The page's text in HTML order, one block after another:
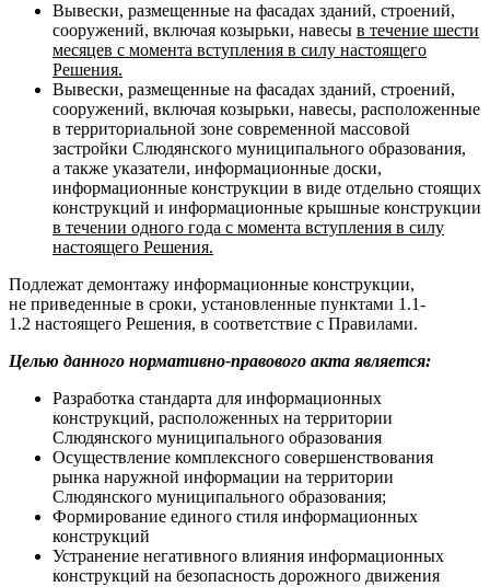
Вывески, размещенные на фасадах зданий, строений,
сооружений, включая козырьки, навесы в течение шести
месяцев с момента вступления в силу настоящего
Решения.
Вывески, размещенные на фасадах зданий, строений,
сооружений, включая козырьки, навесы, расположенные
в территориальной зоне современной массовой
застройки Слюдянского муниципального образования,
а также указатели, информационные доски,
информационные конструкции в виде отдельно стоящих
конструкций и информационные крышные конструкции
в течении одного года с момента вступления в силу
настоящего Решения.
Подлежат демонтажу информационные конструкции,
не приведенные в сроки, установленные пунктами 1.1-
1.2 настоящего Решения, в соответствие с Правилами.
Целью данного нормативно-правового акта является:
Разработка стандарта для информационных
конструкций, расположенных на территории
Слюдянского муниципального образования
Осуществление комплексного совершенствования
рынка наружной информации на территории
Слюдянского муниципального образования;
Формирование единого стиля информационных
конструкций
Устранение негативного влияния информационных
конструкций на безопасность дорожного движения